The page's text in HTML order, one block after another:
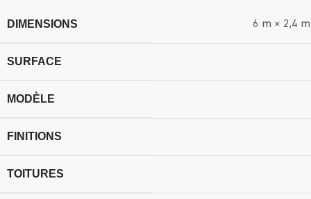
DIMENSIONS 6 m × 2,4
SURFACE
MODÈLE
FINITIONS
TOITURES